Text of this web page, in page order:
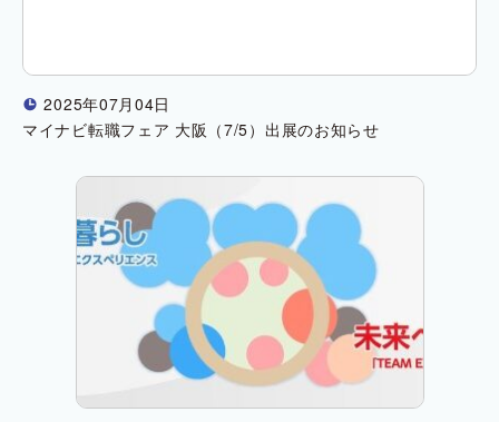
! 2025年07月04日
マイナビ転職フェア 大阪（7/5）出展のお知らせ